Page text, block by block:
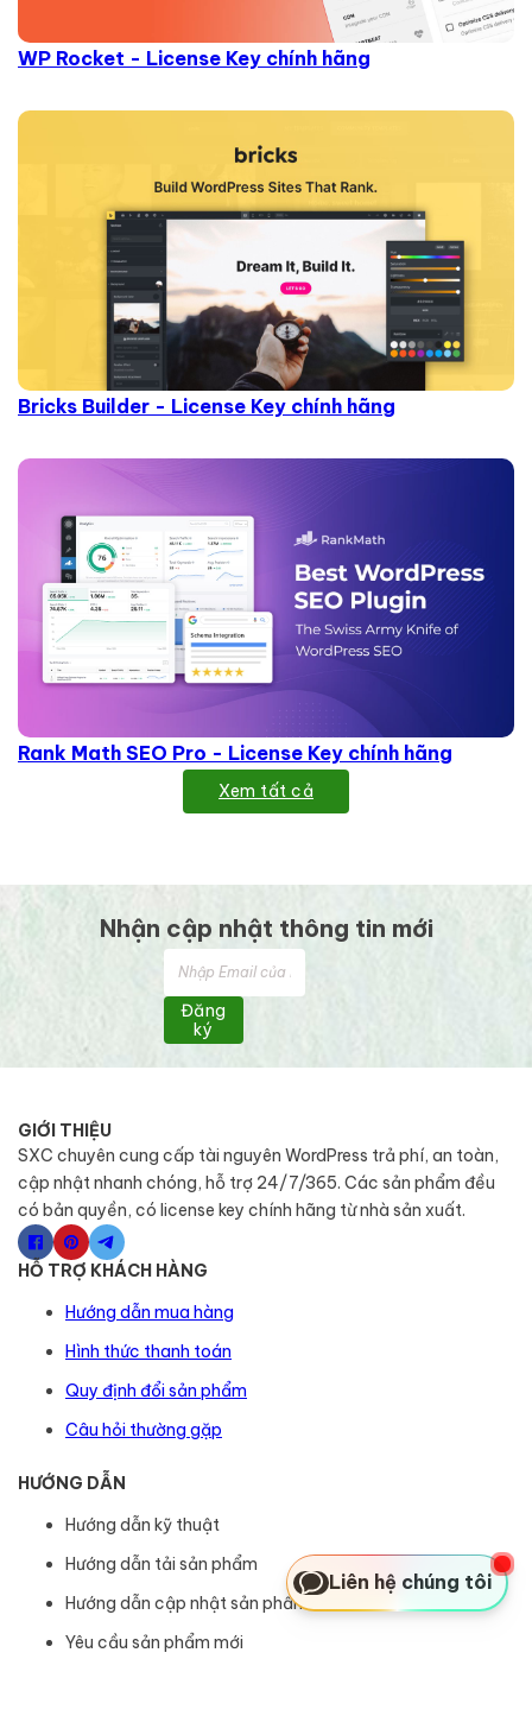
WP Rocket - License Key chính hãng
Bricks Builder - License Key chính hãng
Rank Math SEO Pro - License Key chính hãng
Xem tất cả
Nhận cập nhật thông tin mới
Đăng
ký
GIỚI THIỆU
SXC chuyên cung cấp tài nguyên WordPress trả phí, an toàn,
cập nhật nhanh chóng, hỗ trợ 24/7/365. Các sản phẩm đều
có bản quyền, có license key chính hãng từ nhà sản xuất.
HỖ TRỢ KHÁCH HÀNG
Hướng dẫn mua hàng
Hình thức thanh toán
Quy định đổi sản phẩm
Câu hỏi thường gặp
HƯỚNG DẪN
Hướng dẫn kỹ thuật
Hướng dẫn tải sản phẩm
Hướng dẫn cập nhật sản phẩm
Yêu cầu sản phẩm mới
Liên hệ chúng tôi